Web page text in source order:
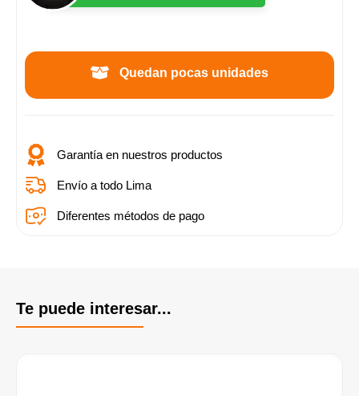
Quedan pocas unidades
Garantía en nuestros productos
Envío a todo Lima
Diferentes métodos de pago
Te puede interesar...